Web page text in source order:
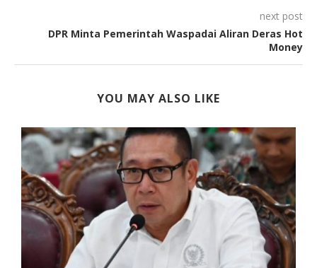
next post
DPR Minta Pemerintah Waspadai Aliran Deras Hot
Money
YOU MAY ALSO LIKE